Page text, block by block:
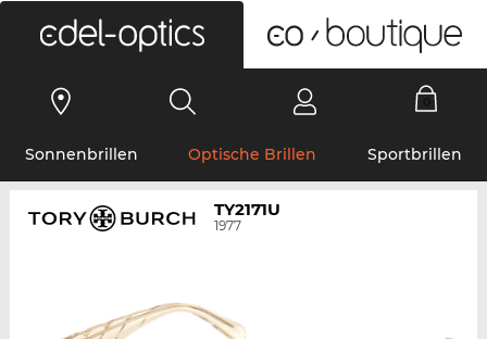
Sonnenbrillen Optische Brillen Sportbrillen
TY2171U
1977